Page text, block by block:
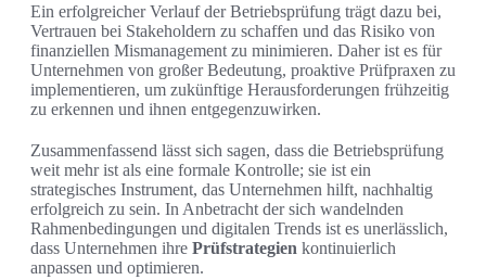
Ein erfolgreicher Verlauf der Betriebsprüfung trägt dazu bei,
Vertrauen bei Stakeholdern zu schaffen und das Risiko von
finanziellen Mismanagement zu minimieren. Daher ist es für
Unternehmen von großer Bedeutung, proaktive Prüfpraxen zu
implementieren, um zukünftige Herausforderungen frühzeitig
zu erkennen und ihnen entgegenzuwirken.
Zusammenfassend lässt sich sagen, dass die Betriebsprüfung
weit mehr ist als eine formale Kontrolle; sie ist ein
strategisches Instrument, das Unternehmen hilft, nachhaltig
erfolgreich zu sein. In Anbetracht der sich wandelnden
Rahmenbedingungen und digitalen Trends ist es unerlässlich,
dass Unternehmen ihre Prüfstrategien kontinuierlich
anpassen und optimieren.